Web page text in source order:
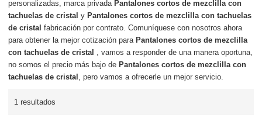
personalizadas, marca privada Pantalones cortos de mezclilla con
tachuelas de cristal y Pantalones cortos de mezclilla con tachuelas
de cristal fabricación por contrato. Comuníquese con nosotros ahora
para obtener la mejor cotización para Pantalones cortos de mezclilla
con tachuelas de cristal , vamos a responder de una manera oportuna,
no somos el precio más bajo de Pantalones cortos de mezclilla con
tachuelas de cristal , pero vamos a ofrecerle un mejor servicio.
1 resultados